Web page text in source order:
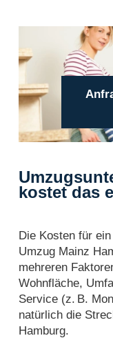
kostet das
Die Kosten für
Umzug Mainz
mehreren
Wohnfläche,
Service (z. B.
natürlich die
Hamburg.